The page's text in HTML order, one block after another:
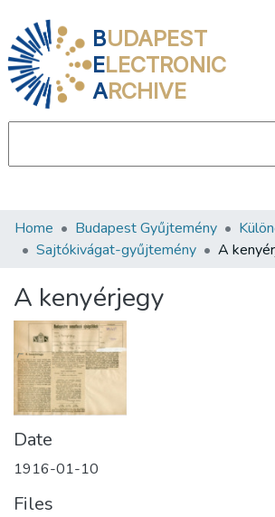
BUDAPEST
ELECTRONIC
ARCHIVE
Communities & Collections
Statistics
About us
Home Budapest Gyűjtemény
Sajtókivágat-gyűjtemény
A
A kenyérjegy
Date
1916-01-10
Files